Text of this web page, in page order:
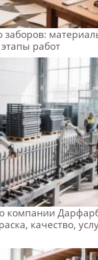
заборов:
работ
компании
качество,